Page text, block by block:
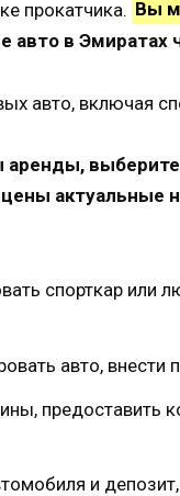
прокатчика. Вы
авто в Эмиратах
авто, включая
актуальные
спорткар или
авто, внести
предоставить
и